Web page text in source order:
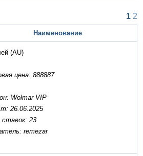
1 2
Наименование
(AU)
цена: 888887
Wolmar VIP
26.06.2025
ставок: 23
remezar